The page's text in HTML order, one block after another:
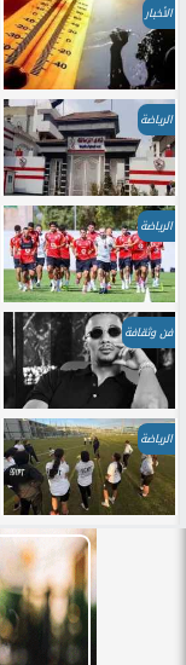
الأخبار
الرياضة
الرياضة
فن وثقافة
الرياضة